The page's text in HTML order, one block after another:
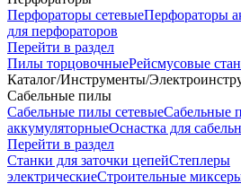
Перфораторы сетевыеПерфораторы
для перфораторов
Перейти в раздел
Пилы торцовочныеРейсмусовые
Каталог/Инструменты/
Сабельные пилы
Сабельные пилы сетевыеСабельные
аккумуляторныеОснастка для
Перейти в раздел
Станки для заточки цепейСтеплеры
электрическиеСтроительные